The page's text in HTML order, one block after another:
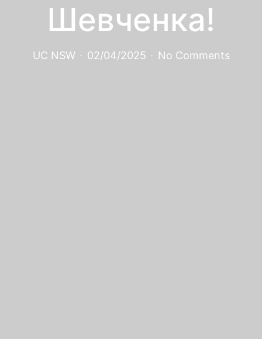
Шевченка!
UC NSW · 02/04/2025 · No Comments